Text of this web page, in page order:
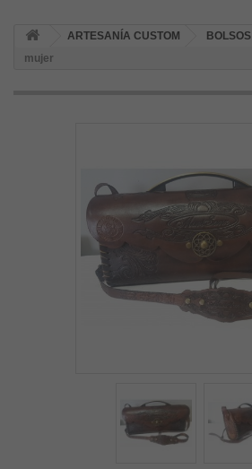
ARTESANÍA CUSTOM BOLSOS
mujer